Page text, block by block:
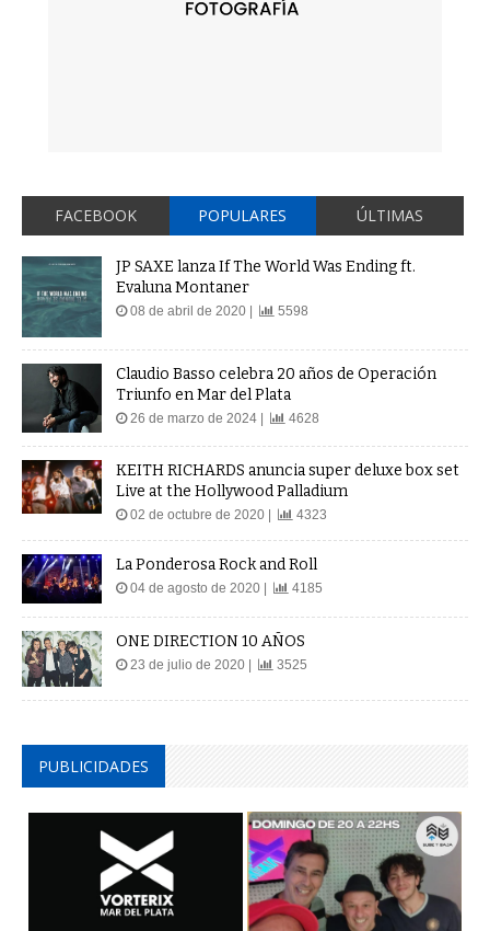
FACEBOOK POPULARES ÚLTIMAS
JP SAXE lanza If The World Was Ending ft.
Evaluna Montaner
08 de abril de 2020 | 5598
Claudio Basso celebra 20 años de Operación
Triunfo en Mar del Plata
26 de marzo de 2024 | 4628
KEITH RICHARDS anuncia super deluxe box set
Live at the Hollywood Palladium
02 de octubre de 2020 | 4323
La Ponderosa Rock and Roll
04 de agosto de 2020 | 4185
ONE DIRECTION 10 AÑOS
23 de julio de 2020 | 3525
PUBLICIDADES